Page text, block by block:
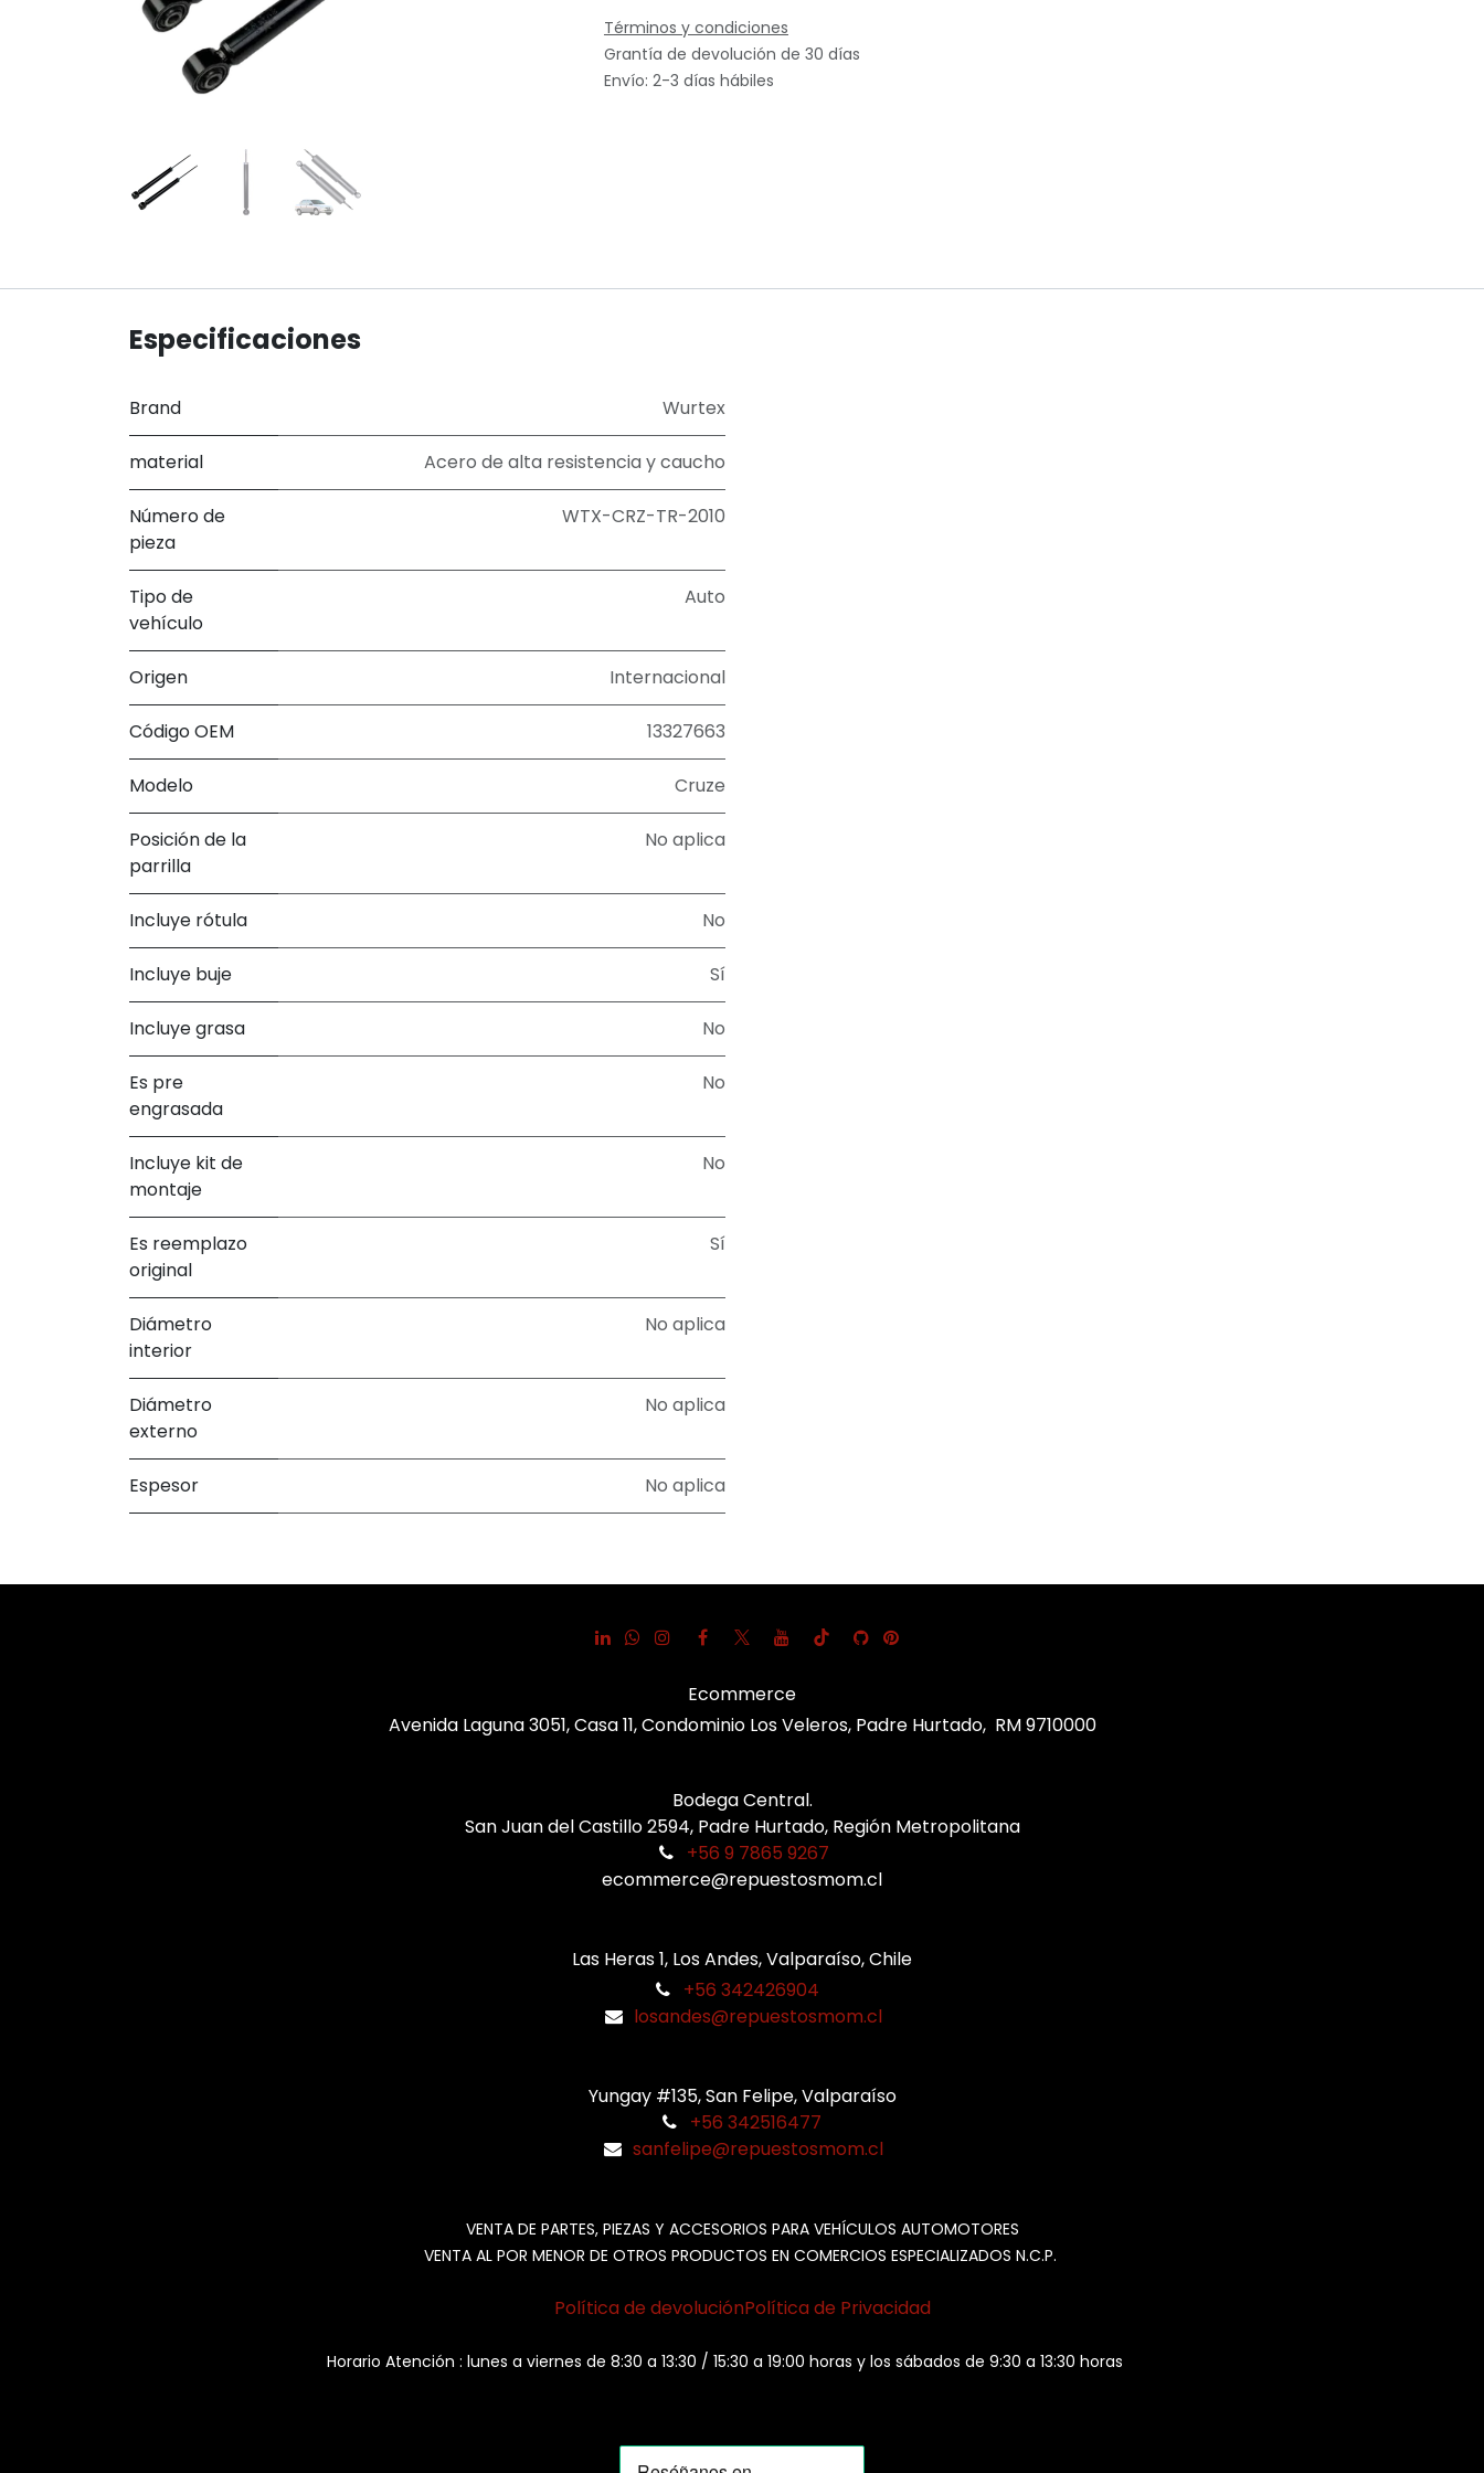
Términos y condiciones
Grantía de devolución de 30 días
Envío: 2-3 días hábiles
Especificaciones
Brand Wurtex
material Acero de alta resistencia y caucho
Número de
pieza
WTX-CRZ-TR-2010
Tipo de
vehículo
Auto
Origen Internacional
Código OEM 13327663
Modelo Cruze
Posición de la
parrilla
No aplica
Incluye rótula No
Incluye buje Sí
Incluye grasa No
Es pre
engrasada
No
Incluye kit de
montaje
No
Es reemplazo
original
Sí
Diámetro
interior
No aplica
Diámetro
externo
No aplica
Espesor No aplica
Ecommerce
Avenida Laguna 3051, Casa 11, Condominio Los Veleros, Padre Hurtado, RM 9710000
Bodega Central.
San Juan del Castillo 2594, Padre Hurtado, Región Metropolitana
+56 9 7865 9267
ecommerce@repuestosmom.cl
Las Heras 1, Los Andes, Valparaíso, Chile
+56 342426904
losandes@repuestosmom.cl
Yungay #135, San Felipe, Valparaíso
+56 342516477
sanfelipe@repuestosmom.cl
VENTA DE PARTES, PIEZAS Y ACCESORIOS PARA VEHÍCULOS AUTOMOTORES
VENTA AL POR MENOR DE OTROS PRODUCTOS EN COMERCIOS ESPECIALIZADOS N.C.P.
Política de devoluciónPolítica de Privacidad
Horario Atención : lunes a viernes de 8:30 a 13:30 / 15:30 a 19:00 horas y los sábados de 9:30 a 13:30 horas